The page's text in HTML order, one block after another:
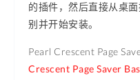
的插件，然后直接从桌
别并开始安装。
Pearl Crescent Page
Crescent Page Saver